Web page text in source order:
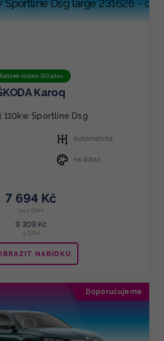
Balíček služeb GO plus
Karoq
110kw Sportline Dsg
Automatická
na dotaz
7 694 Kč
bez DPH
9 309 Kč
s DPH
NABÍDKU
Doporučujeme